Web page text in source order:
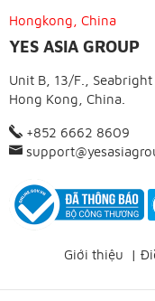
Hongkong, China
YES ASIA GROUP
Unit B, 13/F.,
Hong Kong, China.
+852 6662 8609
Giới thiệu |